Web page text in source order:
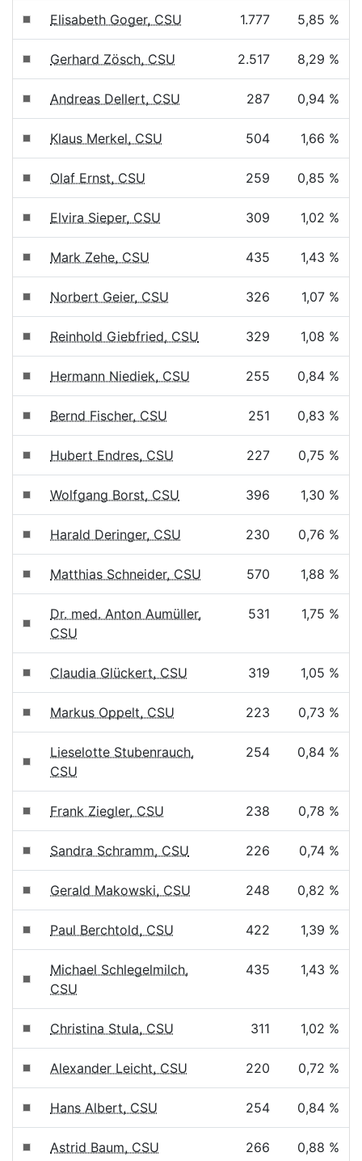
Elisabeth Goger, CSU 1.777 5,85 %
Gerhard Zösch, CSU 2.517 8,29 %
Andreas Dellert, CSU 287 0,94 %
Klaus Merkel, CSU 504 1,66 %
Olaf Ernst, CSU 259 0,85 %
Elvira Sieper, CSU 309 1,02 %
Mark Zehe, CSU 435 1,43 %
Norbert Geier, CSU 326 1,07 %
Reinhold Giebfried, CSU 329 1,08 %
Hermann Niediek, CSU 255 0,84 %
Bernd Fischer, CSU 251 0,83 %
Hubert Endres, CSU 227 0,75 %
Wolfgang Borst, CSU 396 1,30 %
Harald Deringer, CSU 230 0,76 %
Matthias Schneider, CSU 570 1,88 %
Dr. med. Anton Aumüller,
CSU
531 1,75 %
Claudia Glückert, CSU 319 1,05 %
Markus Oppelt, CSU 223 0,73 %
Lieselotte Stubenrauch,
CSU
254 0,84 %
Frank Ziegler, CSU 238 0,78 %
Sandra Schramm, CSU 226 0,74 %
Gerald Makowski, CSU 248 0,82 %
Paul Berchtold, CSU 422 1,39 %
Michael Schlegelmilch,
CSU
435 1,43 %
Christina Stula, CSU 311 1,02 %
Alexander Leicht, CSU 220 0,72 %
Hans Albert, CSU 254 0,84 %
Astrid Baum, CSU 266 0,88 %